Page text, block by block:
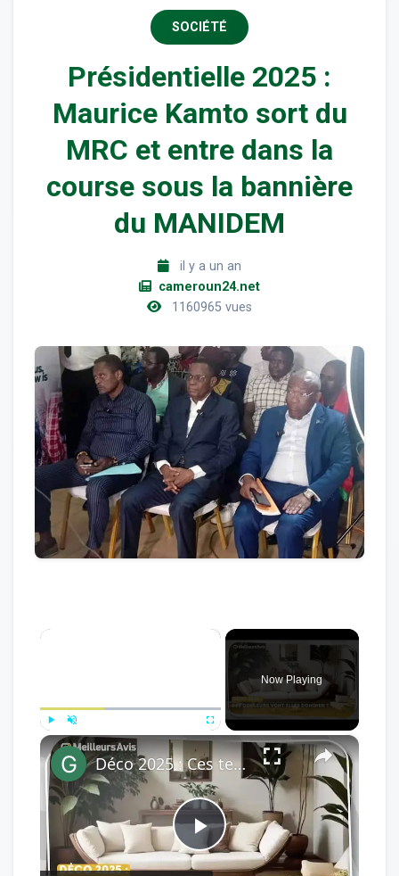
SOCIÉTÉ
Présidentielle 2025 :
Maurice Kamto sort du
MRC et entre dans la
course sous la bannière
du MANIDEM
il y a un an
cameroun24.net
1160965 vues
×
Play Unmute
Now Playing
×
Play
Déco 2025 : Ces teintes audacieuses et élégantes vont s’imposer partout !